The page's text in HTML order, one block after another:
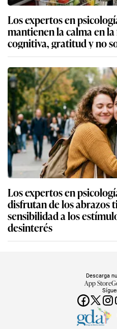
Los expertos en
mantienen la calma en
cognitiva, gratitud y no
Los expertos en
disfrutan de los abrazos
sensibilidad a los
desinterés
Descarga
App Store